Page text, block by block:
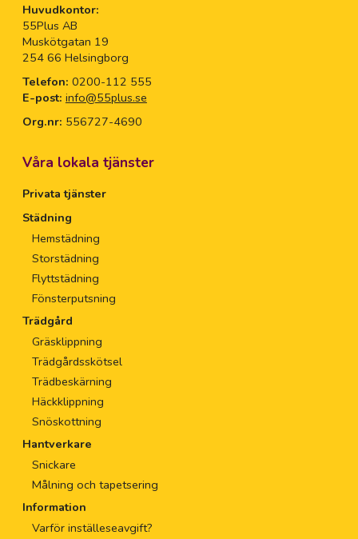
Huvudkontor:
55Plus AB
Muskötgatan 19
254 66 Helsingborg
Telefon: 0200-112 555
E-post: info@55plus.se
Org.nr: 556727-4690
Våra lokala tjänster
Privata tjänster
Städning
Hemstädning
Storstädning
Flyttstädning
Fönsterputsning
Trädgård
Gräsklippning
Trädgårdsskötsel
Trädbeskärning
Häckklippning
Snöskottning
Hantverkare
Snickare
Målning och tapetsering
Information
Varför inställeseavgift?